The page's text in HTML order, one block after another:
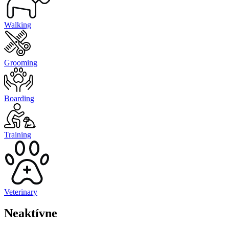
Walking
Grooming
Boarding
Training
Veterinary
Neaktívne